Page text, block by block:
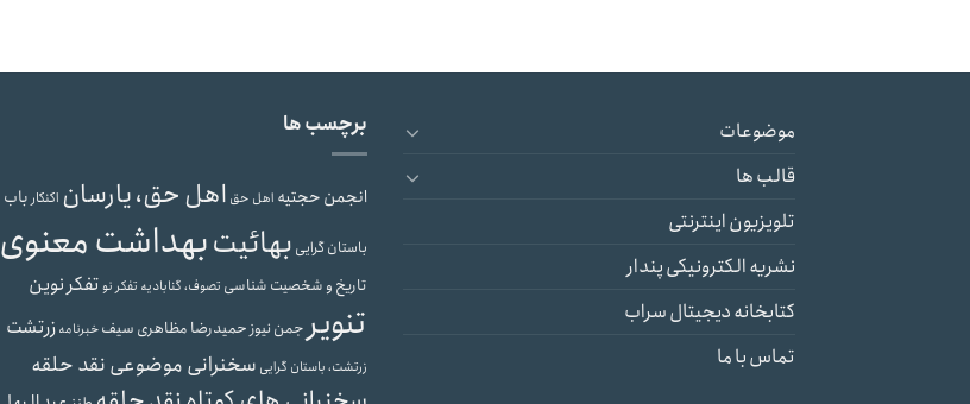
موضوعات
قالب ها
تلویزیون اینترنتی
نشریه الکترونیکی پندار
کتابخانه دیجیتال سراب
تماس با ما
برچسب ها
انجمن حجتیه اهل حق اهل حق، یارسان اکنکارباب
باستان گرایی بهائیتبهداشت معنوی
تاریخ و شخصیت شناسی تصوف، گنابادیه تفکر نوتفکر نوین
تنویر جمن نیوز حمیدرضا مظاهری سیفخبرنامهزرتشت
زرتشت، باستان گرایی سخنرانی موضوعی نقد حلقه